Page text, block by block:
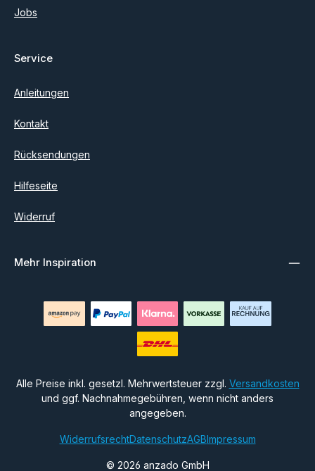
Jobs
Service
Anleitungen
Kontakt
Rücksendungen
Hilfeseite
Widerruf
Mehr Inspiration
Alle Preise inkl. gesetzl. Mehrwertsteuer zzgl. Versandkosten
und ggf. Nachnahmegebühren, wenn nicht anders
angegeben.
© 2026 anzado GmbH
WiderrufsrechtDatenschutzAGBImpressum